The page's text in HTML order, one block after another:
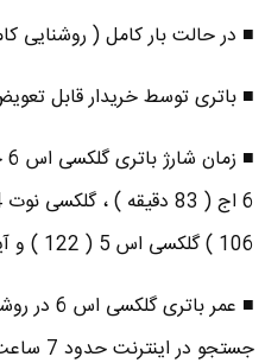
■ در حالت بار کامل ( روشنایی کامل ) حدود 4
■ باتری توسط خریدار قابل
106 ) گلکسی اس 5 ( 122 ) و آیفون 6 ( 147 ) کمتر و بهتره .